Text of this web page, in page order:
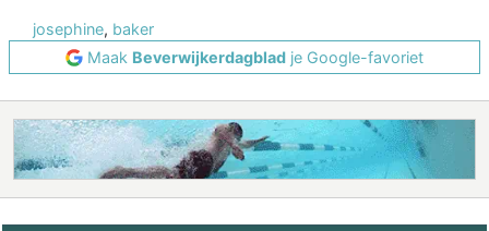
josephine, baker
Maak Beverwijkerdagblad je Google-favoriet